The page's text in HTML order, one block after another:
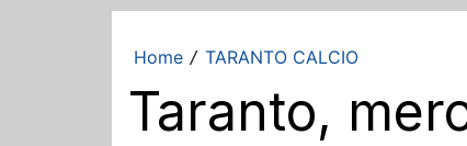
Home / TARANTO CALCIO
Taranto,